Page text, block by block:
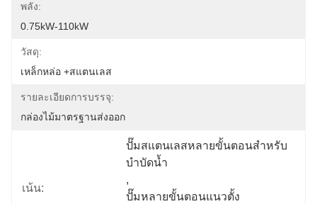
พลัง:
0.75kW-110kW
วัสดุ:
เหล็กหล่อ +สแตนเลส
รายละเอียดการบรรจุ:
กล่องไม้มาตรฐานส่งออก
เน้น:
ปั๊มสแตนเลสหลายขั้นตอนสำหรับ
บำบัดน้ำ
,
ปั๊มหลายขั้นตอนแนวตั้ง